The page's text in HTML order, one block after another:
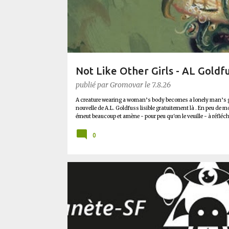
e
Not Like Other Girls - AL
publié parGromovarle 7.8.26
A creature wearing a woman’s body becomes a lonely
nouvelle de A.L. Goldfuss lisible gratuitement là . En peu de
émeut beaucoup et amène - pour peu qu'on le veuille - à
few, Night Shift (celui de Siouxsie, silly !) . Not Like Other
aussi variés que contradictoires et pousse à penser les
0